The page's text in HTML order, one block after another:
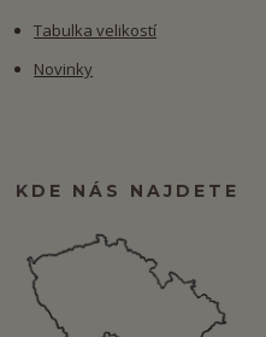
Tabulka velikostí
Novinky
KDE NÁS NAJDETE